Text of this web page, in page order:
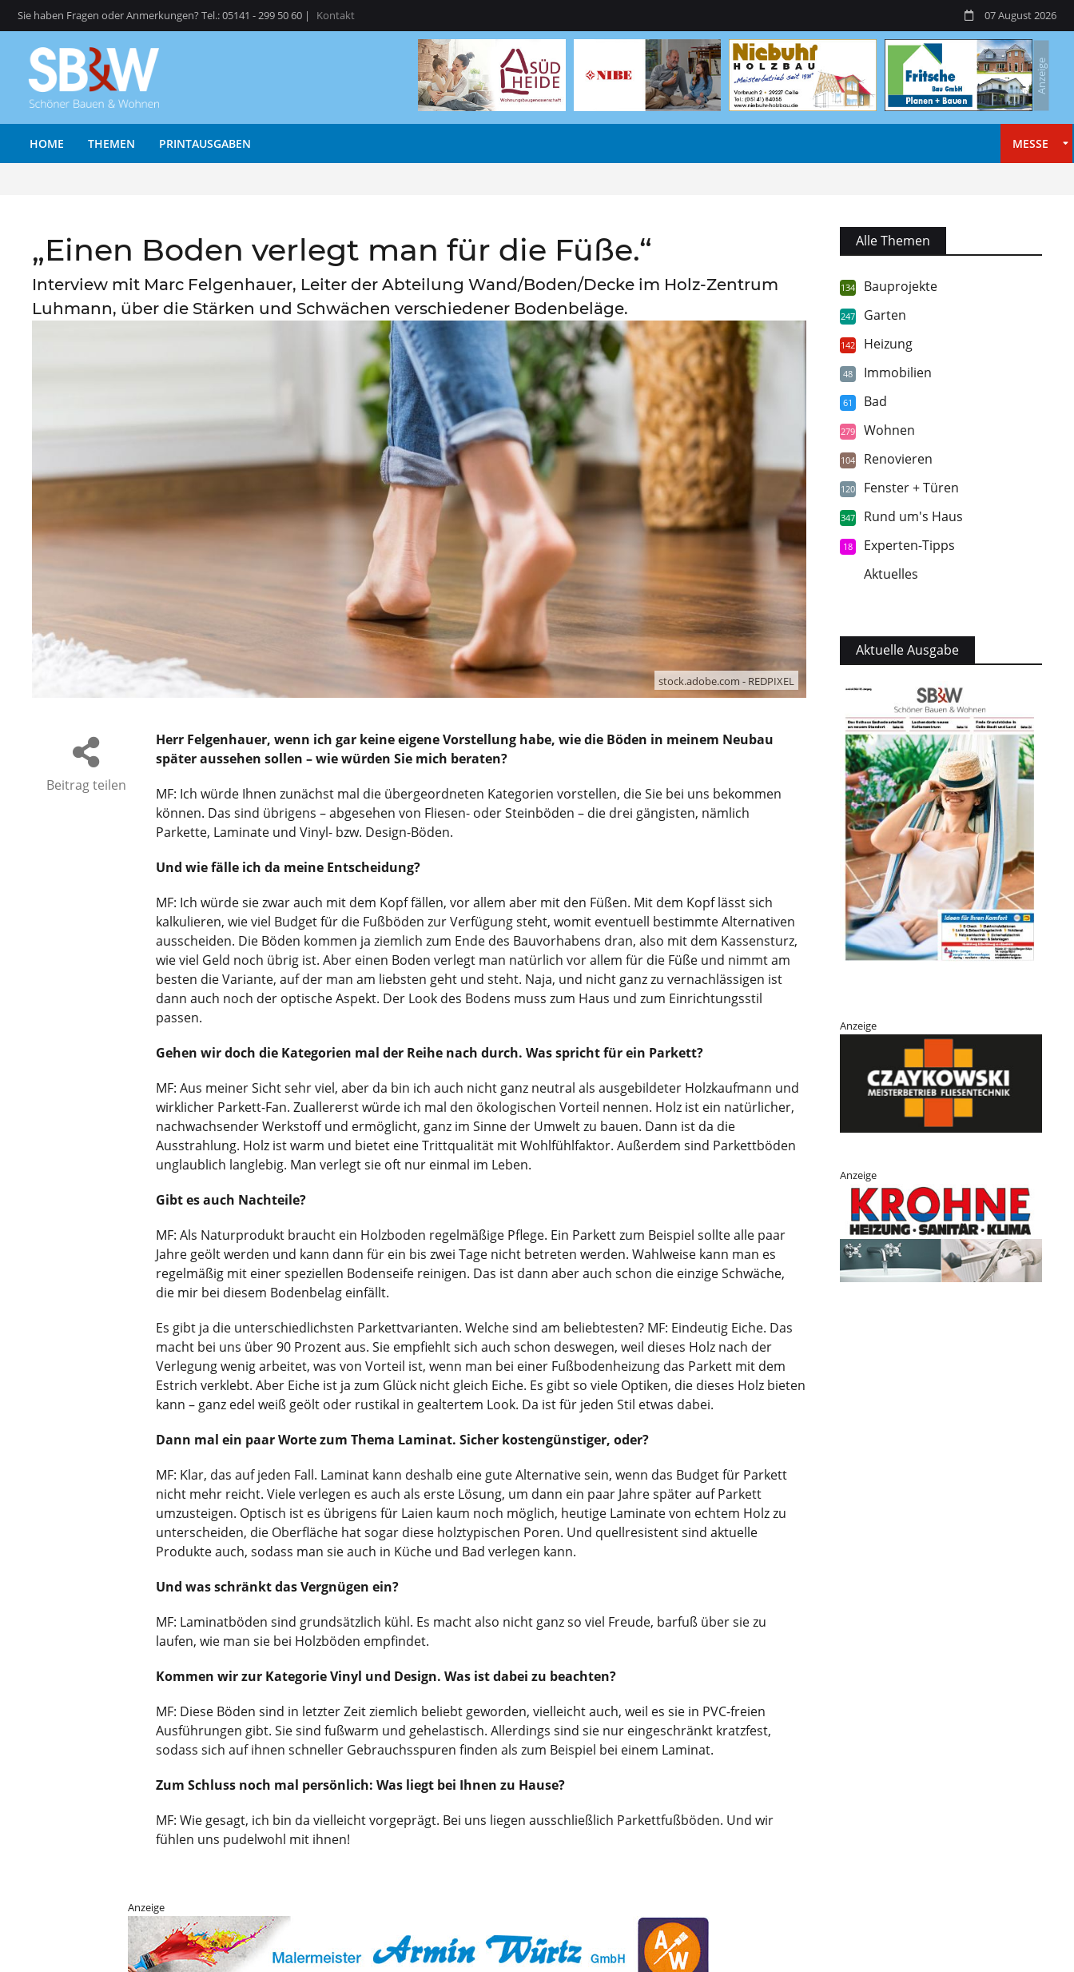
Sie haben Fragen oder Anmerkungen? Tel.: 05141 - 299 50 60 | Kontakt 07 August 2026
HOME THEMEN PRINTAUSGABEN MESSE
„Einen Boden verlegt man für die Füße.“
Interview mit Marc Felgenhauer, Leiter der Abteilung Wand/Boden/Decke im Holz-Zentrum
Luhmann, über die Stärken und Schwächen verschiedener Bodenbeläge.
stock.adobe.com - REDPIXEL
Beitrag teilen
Herr Felgenhauer, wenn ich gar keine eigene Vorstellung habe, wie die Böden in meinem Neubau
später aussehen sollen – wie würden Sie mich beraten?
MF: Ich würde Ihnen zunächst mal die übergeordneten Kategorien vorstellen, die Sie bei uns bekommen
können. Das sind übrigens – abgesehen von Fliesen- oder Steinböden – die drei gängisten, nämlich
Parkette, Laminate und Vinyl- bzw. Design-Böden.
Und wie fälle ich da meine Entscheidung?
MF: Ich würde sie zwar auch mit dem Kopf fällen, vor allem aber mit den Füßen. Mit dem Kopf lässt sich
kalkulieren, wie viel Budget für die Fußböden zur Verfügung steht, womit eventuell bestimmte Alternativen
ausscheiden. Die Böden kommen ja ziemlich zum Ende des Bauvorhabens dran, also mit dem Kassensturz,
wie viel Geld noch übrig ist. Aber einen Boden verlegt man natürlich vor allem für die Füße und nimmt am
besten die Variante, auf der man am liebsten geht und steht. Naja, und nicht ganz zu vernachlässigen ist
dann auch noch der optische Aspekt. Der Look des Bodens muss zum Haus und zum Einrichtungsstil
passen.
Gehen wir doch die Kategorien mal der Reihe nach durch. Was spricht für ein Parkett?
MF: Aus meiner Sicht sehr viel, aber da bin ich auch nicht ganz neutral als ausgebildeter Holzkaufmann und
wirklicher Parkett-Fan. Zuallererst würde ich mal den ökologischen Vorteil nennen. Holz ist ein natürlicher,
nachwachsender Werkstoff und ermöglicht, ganz im Sinne der Umwelt zu bauen. Dann ist da die
Ausstrahlung. Holz ist warm und bietet eine Trittqualität mit Wohlfühlfaktor. Außerdem sind Parkettböden
unglaublich langlebig. Man verlegt sie oft nur einmal im Leben.
Gibt es auch Nachteile?
MF: Als Naturprodukt braucht ein Holzboden regelmäßige Pflege. Ein Parkett zum Beispiel sollte alle paar
Jahre geölt werden und kann dann für ein bis zwei Tage nicht betreten werden. Wahlweise kann man es
regelmäßig mit einer speziellen Bodenseife reinigen. Das ist dann aber auch schon die einzige Schwäche,
die mir bei diesem Bodenbelag einfällt.
Es gibt ja die unterschiedlichsten Parkettvarianten. Welche sind am beliebtesten? MF: Eindeutig Eiche. Das
macht bei uns über 90 Prozent aus. Sie empfiehlt sich auch schon deswegen, weil dieses Holz nach der
Verlegung wenig arbeitet, was von Vorteil ist, wenn man bei einer Fußbodenheizung das Parkett mit dem
Estrich verklebt. Aber Eiche ist ja zum Glück nicht gleich Eiche. Es gibt so viele Optiken, die dieses Holz bieten
kann – ganz edel weiß geölt oder rustikal in gealtertem Look. Da ist für jeden Stil etwas dabei.
Dann mal ein paar Worte zum Thema Laminat. Sicher kostengünstiger, oder?
MF: Klar, das auf jeden Fall. Laminat kann deshalb eine gute Alternative sein, wenn das Budget für Parkett
nicht mehr reicht. Viele verlegen es auch als erste Lösung, um dann ein paar Jahre später auf Parkett
umzusteigen. Optisch ist es übrigens für Laien kaum noch möglich, heutige Laminate von echtem Holz zu
unterscheiden, die Oberfläche hat sogar diese holztypischen Poren. Und quellresistent sind aktuelle
Produkte auch, sodass man sie auch in Küche und Bad verlegen kann.
Und was schränkt das Vergnügen ein?
MF: Laminatböden sind grundsätzlich kühl. Es macht also nicht ganz so viel Freude, barfuß über sie zu
laufen, wie man sie bei Holzböden empfindet.
Kommen wir zur Kategorie Vinyl und Design. Was ist dabei zu beachten?
MF: Diese Böden sind in letzter Zeit ziemlich beliebt geworden, vielleicht auch, weil es sie in PVC-freien
Ausführungen gibt. Sie sind fußwarm und gehelastisch. Allerdings sind sie nur eingeschränkt kratzfest,
sodass sich auf ihnen schneller Gebrauchsspuren finden als zum Beispiel bei einem Laminat.
Zum Schluss noch mal persönlich: Was liegt bei Ihnen zu Hause?
MF: Wie gesagt, ich bin da vielleicht vorgeprägt. Bei uns liegen ausschließlich Parkettfußböden. Und wir
fühlen uns pudelwohl mit ihnen!
Anzeige
Alle Themen
134 Bauprojekte
247 Garten
142 Heizung
48 Immobilien
61 Bad
279 Wohnen
104 Renovieren
120 Fenster + Türen
347 Rund um's Haus
18 Experten-Tipps
Aktuelles
Aktuelle Ausgabe
Anzeige
Anzeige